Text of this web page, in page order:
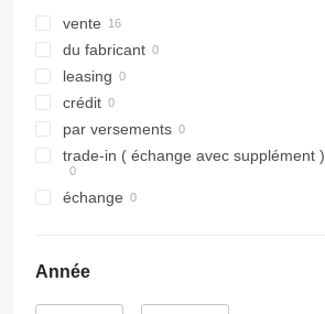
vente
du fabricant
leasing
crédit
par versements
trade-in ( échange avec supplément )
échange
Année